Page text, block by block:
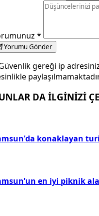
*
Yorumu Gönder
gereği ip
DA İLGİNİZİ
konaklayan
en iyi piknik